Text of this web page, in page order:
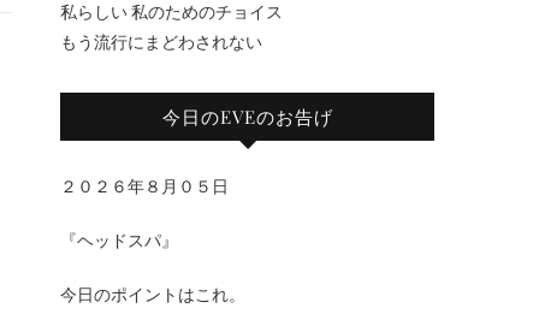
私らしい 私のためのチョイス
もう流行にまどわされない
今日のEVEのお告げ
２０２６年８月０５日
『ヘッドスパ』
今日のポイントはこれ。